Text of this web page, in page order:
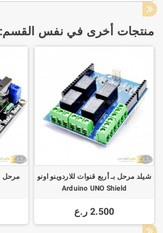
منتجات أخرى في نفس القسم: 6
شيلد مرحل بـ أربع قنوات للاردوينو اونو
Arduino UNO Shield
2.500 ر.ع